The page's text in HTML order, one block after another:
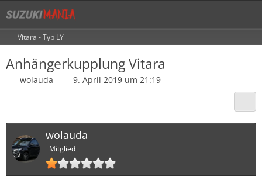
Vitara - Typ LY
Anhängerkupplung Vitara
wolauda 9. April 2019 um 21:19
wolauda
Mitglied